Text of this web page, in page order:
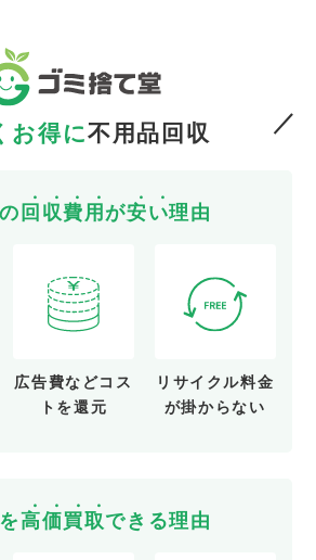
お得に不用品回収
回 収費用 が安い理由
広告費などコス
トを還元
リサイクル料金
が掛からない
高価買取できる理由